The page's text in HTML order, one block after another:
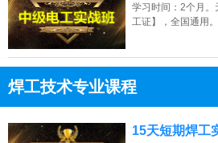
学习时间：2个月。
工证】，全国通用
焊工技术专业课程
点击免费咨询电话：15天短期焊工